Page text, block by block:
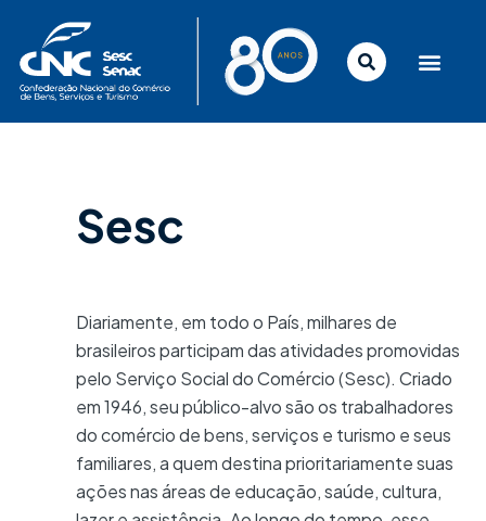
conteúdo
Sesc
Diariamente, em todo o País, milhares de
brasileiros participam das atividades promovidas
pelo Serviço Social do Comércio (Sesc). Criado
em 1946, seu público-alvo são os trabalhadores
do comércio de bens, serviços e turismo e seus
familiares, a quem destina prioritariamente suas
ações nas áreas de educação, saúde, cultura,